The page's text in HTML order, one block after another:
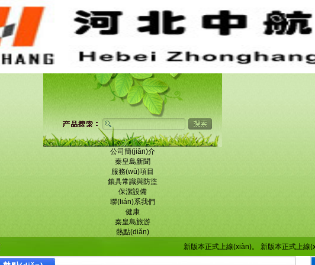
公司簡(jiǎn)介
秦皇島新聞
服務(wù)項目
鎖具常識與防盜
保潔設備
聯(lián)系我們
健康
秦皇島旅游
熱點(diǎn)
新版本正式上線(xiàn)。新版本正式上線(xiàn)